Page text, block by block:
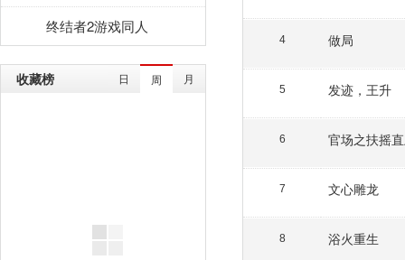
终结者2游戏同人
收藏榜 日 周 月
4 做局
5 发迹，王升
6 官场之扶摇
7 文心雕龙
8 浴火重生